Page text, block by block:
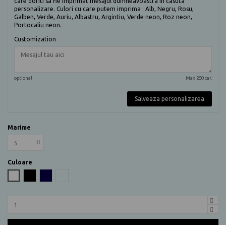
personalizare. Culori cu care putem imprima : Alb, Negru, Rosu,
Galben, Verde, Auriu, Albastru, Argintiu, Verde neon, Roz neon,
Portocaliu neon.
Customization
optional Max 250 car.
Salveaza personalizarea
Marime
Culoare